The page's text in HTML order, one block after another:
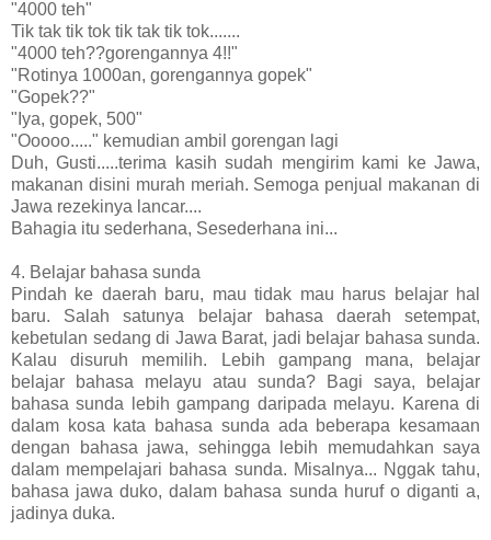
"4000 teh"
Tik tak tik tok tik tak tik tok.......
"4000 teh??gorengannya 4!!"
"Rotinya 1000an, gorengannya gopek"
"Gopek??"
"Iya, gopek, 500"
"Ooooo....." kemudian ambil gorengan lagi
Duh, Gusti.....terima kasih sudah mengirim kami ke Jawa,
makanan disini murah meriah. Semoga penjual makanan di
Jawa rezekinya lancar....
Bahagia itu sederhana, Sesederhana ini...
4. Belajar bahasa sunda
Pindah ke daerah baru, mau tidak mau harus belajar hal
baru. Salah satunya belajar bahasa daerah setempat,
kebetulan sedang di Jawa Barat, jadi belajar bahasa sunda.
Kalau disuruh memilih. Lebih gampang mana, belajar
belajar bahasa melayu atau sunda? Bagi saya, belajar
bahasa sunda lebih gampang daripada melayu. Karena di
dalam kosa kata bahasa sunda ada beberapa kesamaan
dengan bahasa jawa, sehingga lebih memudahkan saya
dalam mempelajari bahasa sunda. Misalnya... Nggak tahu,
bahasa jawa duko, dalam bahasa sunda huruf o diganti a,
jadinya duka.